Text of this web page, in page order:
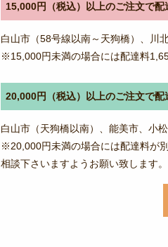
15,000円（税込）以上のご注文で配
白山市（58号線以南～天狗橋）、川
※15,000円未満の場合には配達料
20,000円（税込）以上のご注文で配
白山市（天狗橋以南）、能美市、小
※20,000円未満の場合には配達料が
相談下さいますようお願い致します。